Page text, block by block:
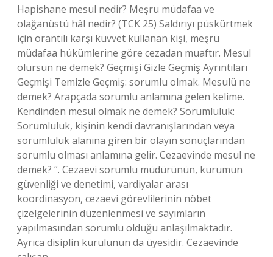
Hapishane mesul nedir? Meşru müdafaa ve
olağanüstü hâl nedir? (TCK 25) Saldırıyı püskürtmek
için orantılı karşı kuvvet kullanan kişi, meşru
müdafaa hükümlerine göre cezadan muaftır. Mesul
olursun ne demek? Geçmişi Gizle Geçmiş Ayrıntıları
Geçmişi Temizle Geçmiş: sorumlu olmak. Mesulü ne
demek? Arapçada sorumlu anlamına gelen kelime.
Kendinden mesul olmak ne demek? Sorumluluk:
Sorumluluk, kişinin kendi davranışlarından veya
sorumluluk alanına giren bir olayın sonuçlarından
sorumlu olması anlamına gelir. Cezaevinde mesul ne
demek? “. Cezaevi sorumlu müdürünün, kurumun
güvenliği ve denetimi, vardiyalar arası
koordinasyon, cezaevi görevlilerinin nöbet
çizelgelerinin düzenlenmesi ve sayımların
yapılmasından sorumlu olduğu anlaşılmaktadır.
Ayrıca disiplin kurulunun da üyesidir. Cezaevinde